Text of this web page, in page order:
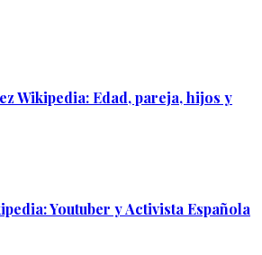
Wikipedia: Edad, pareja, hijos y
Youtuber y Activista Española